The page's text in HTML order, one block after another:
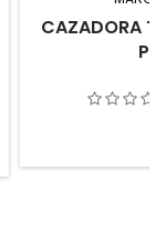
CAZADORA